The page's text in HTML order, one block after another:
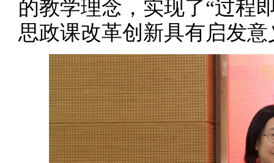
的教学理念，实现了“过程
思政课改革创新具有启发意